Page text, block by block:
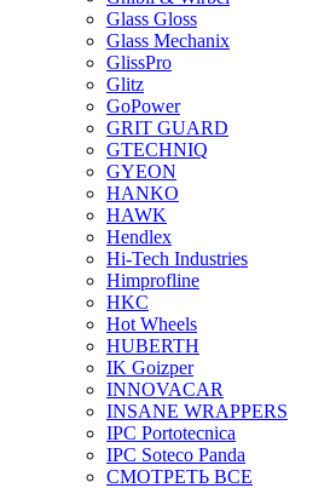
Glass Gloss
Glass Mechanix
GlissPro
Glitz
GoPower
GRIT GUARD
GTECHNIQ
GYEON
HANKO
HAWK
Hendlex
Hi-Tech Industries
Himprofline
HKC
Hot Wheels
HUBERTH
IK Goizper
INNOVACAR
INSANE WRAPPERS
IPC Portotecnica
IPC Soteco Panda
СМОТРЕТЬ ВСЕ